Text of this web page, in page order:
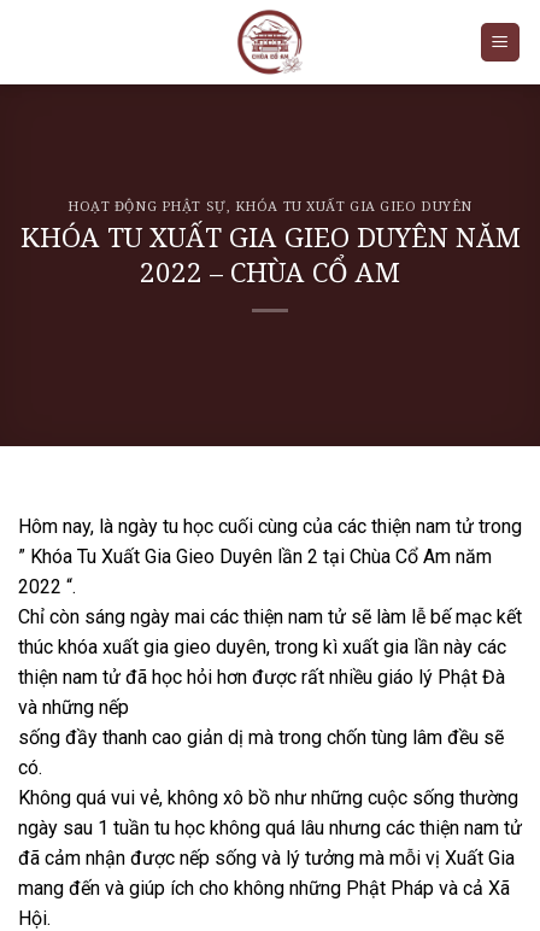
HOẠT ĐỘNG PHẬT SỰ, KHÓA TU XUẤT GIA GIEO DUYÊN
KHÓA TU XUẤT GIA GIEO DUYÊN NĂM
2022 – CHÙA CỔ AM
Hôm nay, là ngày tu học cuối cùng của các thiện nam tử trong
” Khóa Tu Xuất Gia Gieo Duyên lần 2 tại Chùa Cổ Am năm
2022 “.
Chỉ còn sáng ngày mai các thiện nam tử sẽ làm lễ bế mạc kết
thúc khóa xuất gia gieo duyên, trong kì xuất gia lần này các
thiện nam tử đã học hỏi hơn được rất nhiều giáo lý Phật Đà
và những nếp
sống đầy thanh cao giản dị mà trong chốn tùng lâm đều sẽ
có.
Không quá vui vẻ, không xô bồ như những cuộc sống thường
ngày sau 1 tuần tu học không quá lâu nhưng các thiện nam tử
đã cảm nhận được nếp sống và lý tưởng mà mỗi vị Xuất Gia
mang đến và giúp ích cho không những Phật Pháp và cả Xã
Hội.